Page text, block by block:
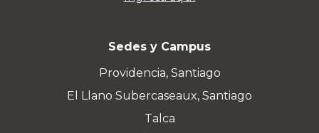
Sedes y Campus
Providencia, Santiago
El Llano Subercaseaux, Santiago
Talca